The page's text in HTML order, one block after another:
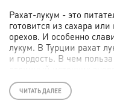
Рахат-лукум - это
готовится из сахара
орехов. И особенно
лукум. В Турции рахат
и гордость. В чем
отличный источник
организма, а также
чувство сытости на
ягод, входящие в состав
ЧИТАТЬ ДАЛЕЕ